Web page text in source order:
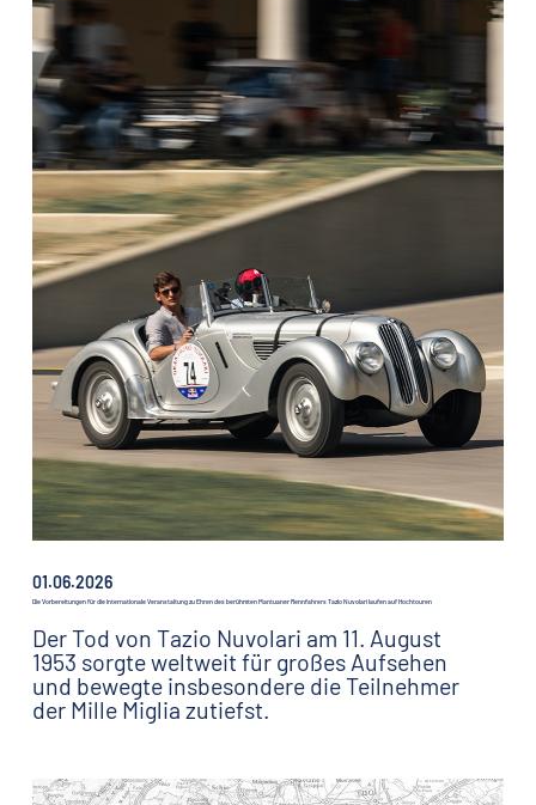
01.06.2026
Die Vorbereitungen für die internationale Veranstaltung zu Ehren des berühmten Mantuaner Rennfahrers Tazio Nuvolari laufen auf Hochtouren
Der Tod von Tazio Nuvolari am 11. August
1953 sorgte weltweit für großes Aufsehen
und bewegte insbesondere die Teilnehmer
der Mille Miglia zutiefst.